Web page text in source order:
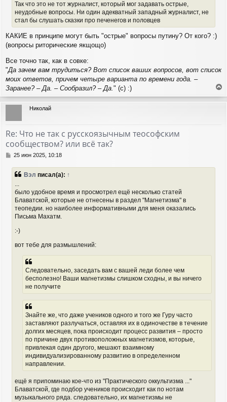
и
е
Так что это не тот журналист, который мог задавать острые,
неудобные вопросы. Ни один адекватный западный журналист, не
стал бы слушать сказки про печенегов и половцев
КАКИЕ в принципе могут быть "острые" вопросы путину? От кого? :)
(вопросы риторические якщощо)
Все точно так, как в совке:
"Да зачем вам трудиться? Вот список ваших вопросов, вот список
моих ответов, причем четыре варианта по времени года. –
Заранее? – Да. – Сообразил? – Да." (с) :)
е
р
Николай
Re: Что не так с русскоязычным теософским
сообществом? или всё так?
С
о
щ
25 июн 2025, 10:18
Вэл писал(а): ↑
...
было удобное время и просмотрел ещё несколько статей
Блаватской, которые не отнесены в раздел "Магнетизма" в
теопедии. но наиболее информативными для меня оказались
Письма Махатм.
:-)
вот тебе для размышлений:
Следовательно, заседать вам с вашей леди более чем
бесполезно! Ваши магнетизмы слишком сходны, и вы ничего
не получите
Знайте же, что даже учеников одного и того же Гуру часто
заставляют разлучаться, оставляя их в одиночестве в течение
долгих месяцев, пока происходит процесс развития – просто
по причине двух противоположных магнетизмов, которые,
привлекая один другого, мешают взаимному
индивидуализированному развитию в определенном
направлении.
ещё я припоминаю кое-что из "Практического оккультизма ..."
Блаватской, где подбор учеников происходит как по нотам
музыкального ряда. следовательно, их магнетизмы не